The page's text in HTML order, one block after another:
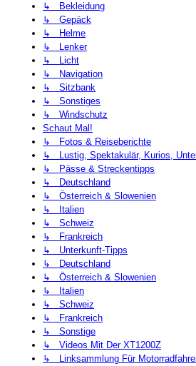
↳ Bekleidung
↳ Gepäck
↳ Helme
↳ Lenker
↳ Licht
↳ Navigation
↳ Sitzbank
↳ Sonstiges
↳ Windschutz
Schaut Mal!
↳ Fotos & Reiseberichte
↳ Lustig, Spektakulär, Kurios,
↳ Pässe & Streckentipps
↳ Deutschland
↳ Österreich & Slowenien
↳ Italien
↳ Schweiz
↳ Frankreich
↳ Unterkunft-Tipps
↳ Deutschland
↳ Österreich & Slowenien
↳ Italien
↳ Schweiz
↳ Frankreich
↳ Sonstige
↳ Videos Mit Der XT1200Z
↳ Linksammlung Für